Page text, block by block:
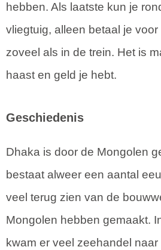
hebben. Als laatste kun je
vliegtuig, alleen betaal je
zoveel als in de trein. Het is
haast en geld je hebt.
Geschiedenis
Dhaka is door de Mongolen
bestaat alweer een aantal
veel terug zien van de
Mongolen hebben gemaakt.
kwam er veel zeehandel